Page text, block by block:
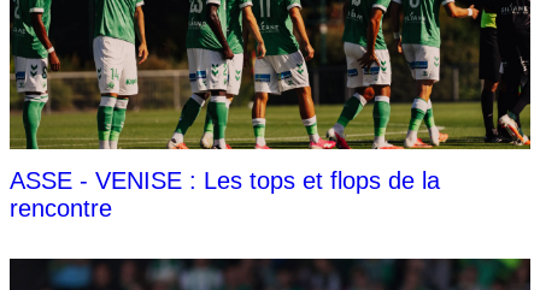
ASSE - VENISE : Les tops et flops de la
rencontre